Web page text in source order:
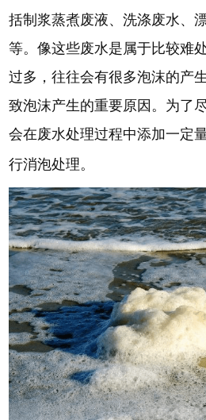
括制浆蒸煮废液、洗涤废水、
等。像这些废水是属于比较难
过多，往往会有很多泡沫的产
致泡沫产生的重要原因。为了
会在废水处理过程中添加一定
行消泡处理。